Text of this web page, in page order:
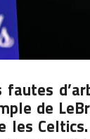
fautes
de
les